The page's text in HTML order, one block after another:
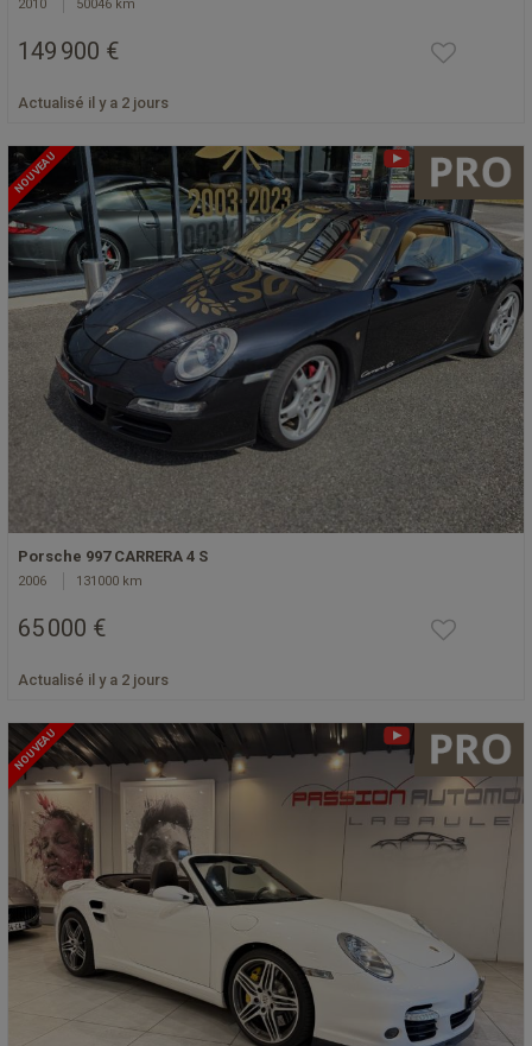
2010 50046 km
149 900 €
Actualisé il y a 2 jours
NOUVEAU
Porsche 997 CARRERA 4 S
2006 131000 km
65 000 €
Actualisé il y a 2 jours
NOUVEAU